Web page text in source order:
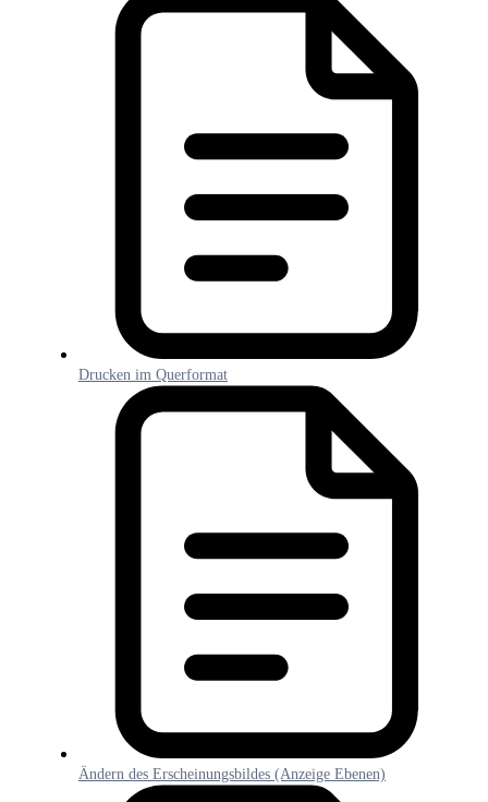
Drucken im Querformat
Ändern des Erscheinungsbildes (Anzeige Ebenen)